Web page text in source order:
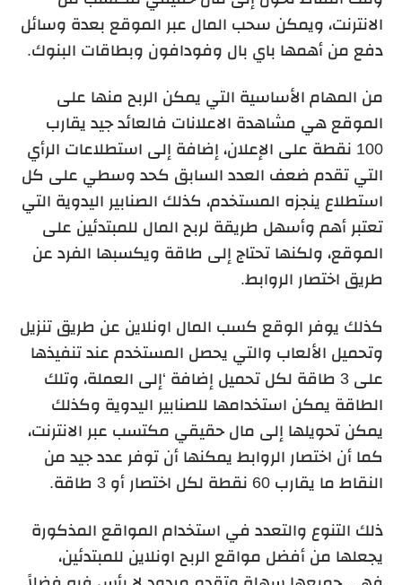
الانترنت، ويمكن سحب المال عبر الموقع بعدة وسائل
دفع من أهمها باي بال وفودافون وبطاقات البنوك.
من المهام الأساسية التي يمكن الربح منها على
الموقع هي مشاهدة الاعلانات فالعائد جيد يقارب
100 نقطة على الإعلان، إضافة إلى استطلاعات الرأي
التي تقدم ضعف العدد السابق كحد وسطي على كل
استطلاع ينجزه المستخدم، كذلك الصنابير اليدوية التي
تعتبر أهم وأسهل طريقة لربح المال للمبتدئين على
الموقع، ولكنها تحتاج إلى طاقة ويكسبها الفرد عن
طريق اختصار الروابط.
كذلك يوفر الوقع كسب المال اونلاين عن طريق تنزيل
وتحميل الألعاب والتي يحصل المستخدم عند تنفيذها
على 3 طاقة لكل تحميل إضافة ‘إلى العملة، وتلك
الطاقة يمكن استخدامها للصنابير اليدوية وكذلك
يمكن تحويلها إلى مال حقيقي مكتسب عبر الانترنت،
كما أن اختصار الروابط يمكنها أن توفر عدد جيد من
النقاط ما يقارب 60 نقطة لكل اختصار أو 3 طاقة.
ذلك التنوع والتعدد في استخدام المواقع المذكورة
يجعلها من أفضل مواقع الربح اونلاين للمبتدئين،